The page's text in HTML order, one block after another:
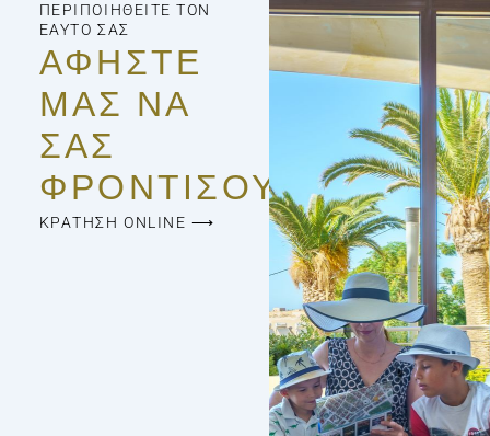
ΠΕΡΙΠΟΙΗΘΕΊΤΕ ΤΟΝ
ΕΑΥΤΌ ΣΑΣ
ΑΦΉΣΤΕ
ΜΑΣ ΝΑ
ΣΑΣ
ΦΡΟΝΤΊΣΟΥΜΕ
ΚΡΑΤΗΣΗ ONLINE ⟶